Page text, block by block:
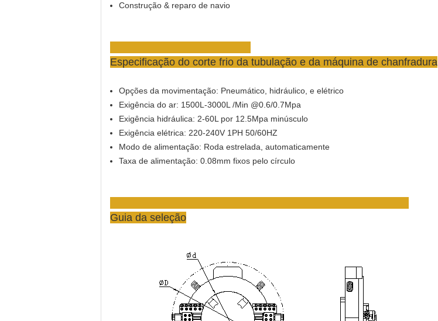
Construção & reparo de navio
Especificação do corte frio da tubulação e da máquina de chanfradura
Opções da movimentação: Pneumático, hidráulico, e elétrico
Exigência do ar: 1500L-3000L /Min @0.6/0.7Mpa
Exigência hidráulica: 2-60L por 12.5Mpa minúsculo
Exigência elétrica: 220-240V 1PH 50/60HZ
Modo de alimentação: Roda estrelada, automaticamente
Taxa de alimentação: 0.08mm fixos pelo círculo
Guia da seleção